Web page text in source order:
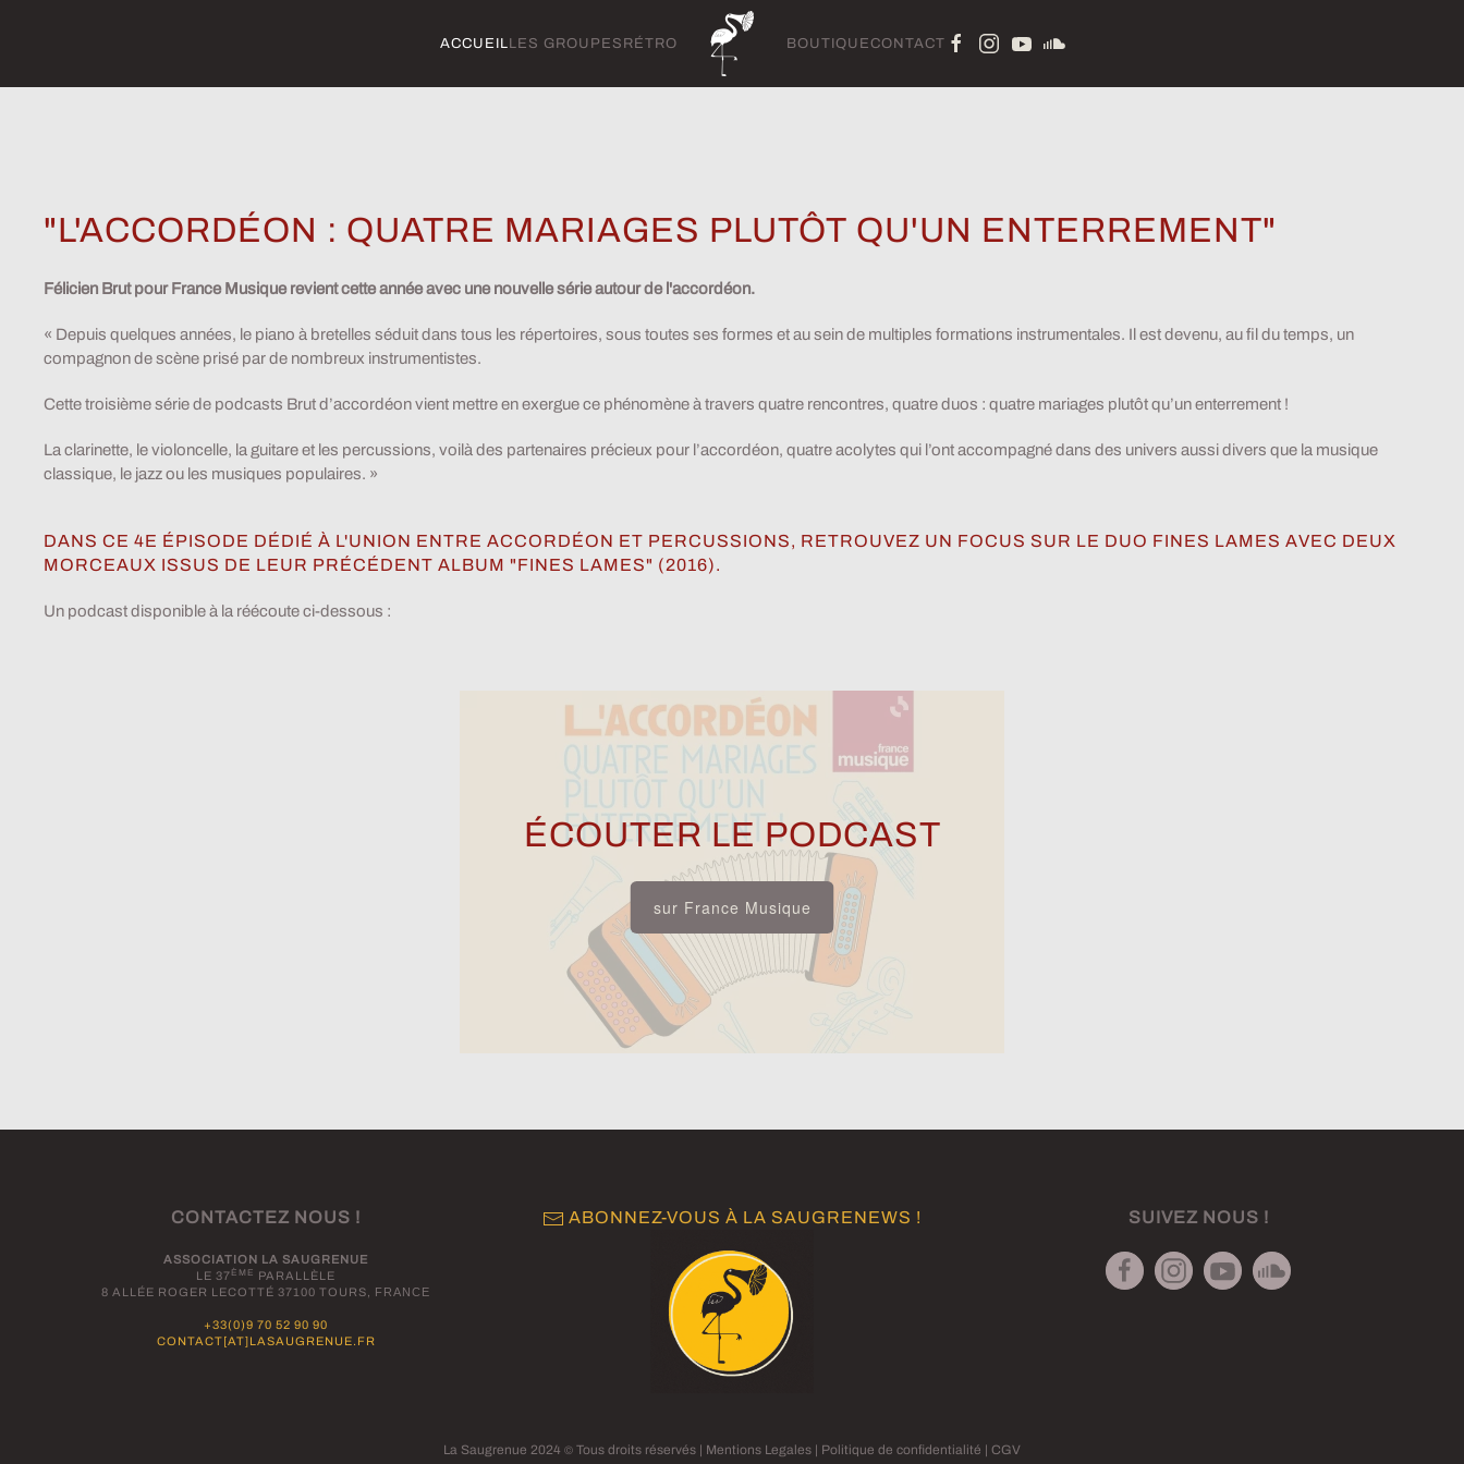
ACCUEIL LES GROUPES RÉTRO BOUTIQUECONTACT
"L'ACCORDÉON : QUATRE MARIAGES PLUTÔT QU'UN ENTERREMENT"
Félicien Brut pour France Musique revient cette année avec une nouvelle série autour de l'accordéon.
« Depuis quelques années, le piano à bretelles séduit dans tous les répertoires, sous toutes ses formes et au sein de multiples formations instrumentales. Il est devenu, au fil du temps, un
compagnon de scène prisé par de nombreux instrumentistes.
Cette troisième série de podcasts Brut d’accordéon vient mettre en exergue ce phénomène à travers quatre rencontres, quatre duos : quatre mariages plutôt qu’un enterrement !
La clarinette, le violoncelle, la guitare et les percussions, voilà des partenaires précieux pour l’accordéon, quatre acolytes qui l’ont accompagné dans des univers aussi divers que la musique
classique, le jazz ou les musiques populaires. »
DANS CE 4E ÉPISODE DÉDIÉ À L'UNION ENTRE ACCORDÉON ET PERCUSSIONS, RETROUVEZ UN FOCUS SUR LE DUO FINES LAMES AVEC DEUX
MORCEAUX ISSUS DE LEUR PRÉCÉDENT ALBUM "FINES LAMES" (2016).
Un podcast disponible à la réécoute ci-dessous :
ÉCOUTER LE PODCAST
sur France Musique
CONTACTEZ NOUS !
ASSOCIATION LA SAUGRENUE
LE 37 ÈME
PARALLÈLE
8 ALLÉE ROGER LECOTTÉ 37100 TOURS, FRANCE
+33(0)9 70 52 90 90
CONTACT[AT]LASAUGRENUE.FR
ABONNEZ-VOUS À LA SAUGRENEWS ! SUIVEZ NOUS !
La Saugrenue 2024 © Tous droits réservés | Mentions Legales | Politique de confidentialité | CGV